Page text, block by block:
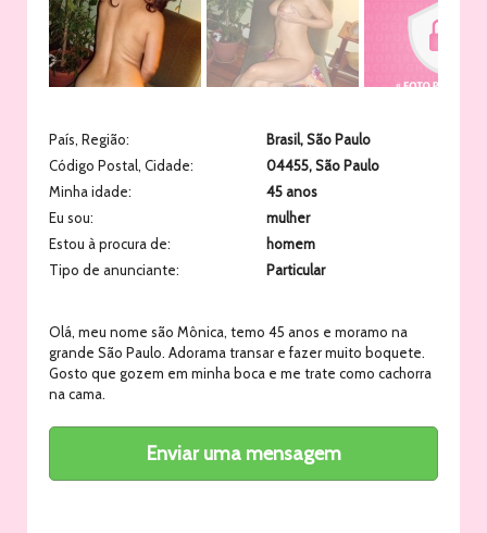
País, Região: Brasil,São Paulo
Código Postal, Cidade:
04455,São Paulo
Minha idade:
45 anos
Eu sou:
mulher
Estou à procura de:
homem
Tipo de anunciante:
Particular
Olá, meu nome são Mônica, temo 45 anos e moramo na
grande São Paulo. Adorama transar e fazer muito boquete.
Gosto que gozem em minha boca e me trate como cachorra
na cama.